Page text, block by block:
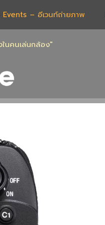
– อีเวนท์ถ่ายภาพ
นคนเล่นกล้อง"